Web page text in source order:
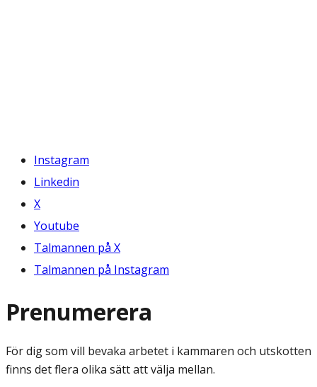
Instagram
Linkedin
X
Youtube
Talmannen på X
Talmannen på Instagram
Prenumerera
För dig som vill bevaka arbetet i kammaren och utskotten
finns det flera olika sätt att välja mellan.